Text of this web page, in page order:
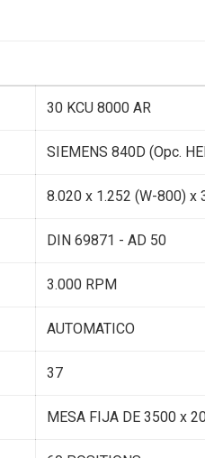
30 KCU 8000 AR
SIEMENS 840D (Opc.
8.020 x 1.252 (W-800) x
DIN 69871 - AD 50
3.000 RPM
AUTOMATICO
37
MESA FIJA DE 3500 x